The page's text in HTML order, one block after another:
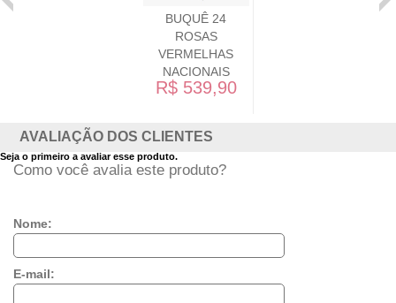
BUQUÊ 24
ROSAS
VERMELHAS
NACIONAIS
R$ 539,90
AVALIAÇÃO DOS CLIENTES
Seja o primeiro a avaliar esse produto.
Como você avalia este produto?
Nome:
E-mail: